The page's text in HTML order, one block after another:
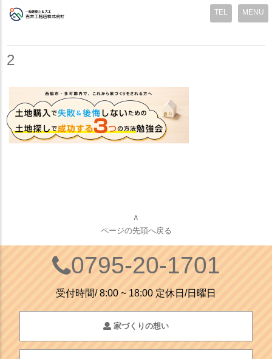
MENU
2
∧
ページの先頭へ戻る
0795-20-1701
受付時間/ 8:00 ~ 18:00 定休日/日曜日
家づくりの想い